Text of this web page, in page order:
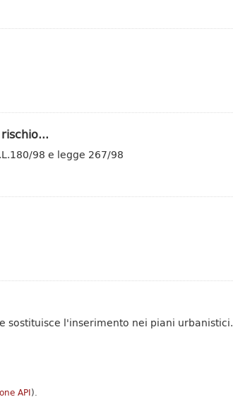
98 e legge 267/98
sostituisce l'inserimento nei piani urbanistici.
API).